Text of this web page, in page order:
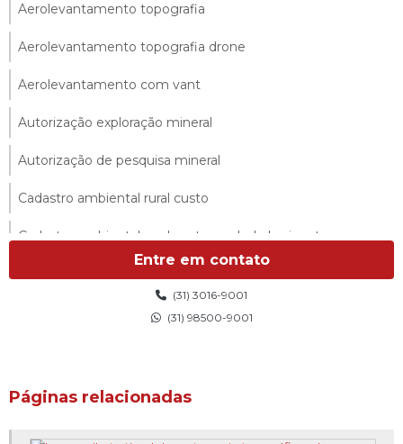
Aerolevantamento topografia
Aerolevantamento topografia drone
Aerolevantamento com vant
Autorização exploração mineral
Autorização de pesquisa mineral
Cadastro ambiental rural custo
Cadastro ambiental rural custo em belo horizonte
Cadastro ambiental rural empresa
Cadastro ambiental rural preço
Entre em contato
(31) 3016-9001
(31) 98500-9001
Páginas relacionadas